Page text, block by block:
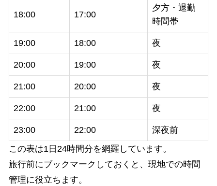
18:00 17:00
夕方・退勤
時間帯
19:00 18:00 夜
20:00 19:00 夜
21:00 20:00 夜
22:00 21:00 夜
23:00 22:00
深夜前
この表は1日24時間分を網羅しています。
旅行前にブックマークしておくと、現地での時間
管理に役立ちます。